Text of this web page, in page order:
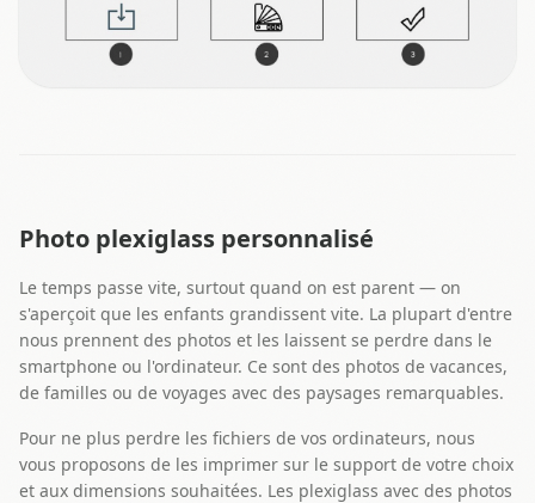
Photo plexiglass personnalisé
Le temps passe vite, surtout quand on est parent — on
s'aperçoit que les enfants grandissent vite. La plupart d'entre
nous prennent des photos et les laissent se perdre dans le
smartphone ou l'ordinateur. Ce sont des photos de vacances,
de familles ou de voyages avec des paysages remarquables.
Pour ne plus perdre les fichiers de vos ordinateurs, nous
vous proposons de les imprimer sur le support de votre choix
et aux dimensions souhaitées. Les plexiglass avec des photos